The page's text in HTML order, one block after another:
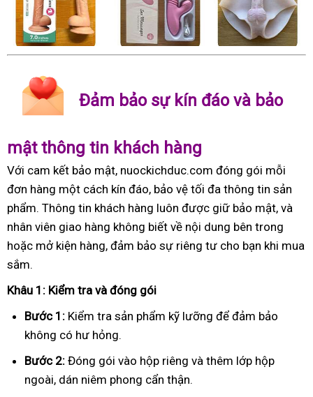
Đảm bảo sự kín đáo và bảo
mật thông tin khách hàng
Với cam kết bảo mật, nuockichduc.com đóng gói mỗi
đơn hàng một cách kín đáo, bảo vệ tối đa thông tin sản
phẩm. Thông tin khách hàng luôn được giữ bảo mật, và
nhân viên giao hàng không biết về nội dung bên trong
hoặc mở kiện hàng, đảm bảo sự riêng tư cho bạn khi mua
sắm.
Khâu 1: Kiểm tra và đóng gói
Bước 1: Kiểm tra sản phẩm kỹ lưỡng để đảm bảo
không có hư hỏng.
Bước 2: Đóng gói vào hộp riêng và thêm lớp hộp
ngoài, dán niêm phong cẩn thận.